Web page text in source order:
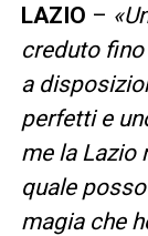
LAZIO –
creduto
a
perfetti e
me la Lazio
quale
magia che